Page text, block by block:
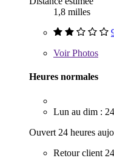
1,8 milles
VoirPhotos
Heures normales
Lun au dim :
Ouvert 24 heures
Retour client